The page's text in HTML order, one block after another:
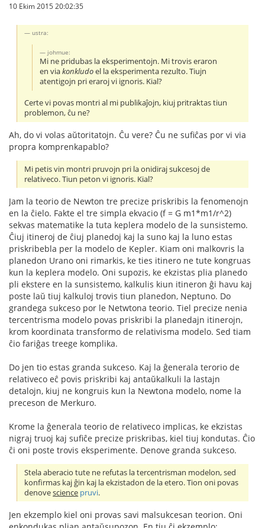
10 Ekim 2015 20:02:35
ustra:
johmue:
Mi ne pridubas la eksperimentojn. Mi trovis eraron
en viakonkludoel la eksperimenta rezulto. Tiujn
atentigojn pri eraroj vi ignoris. Kial?
Certe vi povas montri al mi publikaĵojn, kiuj pritraktas tiun
problemon, ĉu ne?
Ah, do vi volas aŭtoritatojn. Ĉu vere? Ĉu ne sufiĉas por vi via
propra komprenkapablo?
Mi petis vin montri pruvojn pri la onidiraj sukcesoj de
relativeco. Tiun peton vi ignoris. Kial?
Jam la teorio de Newton tre precize priskribis la fenomenojn
en la ĉielo. Fakte el tre simpla ekvacio (f = G m1*m1/r^2)
sekvas matematike la tuta keplera modelo de la sunsistemo.
Ĉiuj itineroj de ĉiuj planedoj kaj la suno kaj la luno estas
priskribebla per la modelo de Kepler. Kiam oni malkovris la
planedon Urano oni rimarkis, ke ties itinero ne tute kongruas
kun la keplera modelo. Oni supozis, ke ekzistas plia planedo
pli ekstere en la sunsistemo, kalkulis kiun itineron ĝi havu kaj
poste laŭ tiuj kalkuloj trovis tiun planedon, Neptuno. Do
grandega sukceso por le Netwtona teorio. Tiel precize nenia
tercentrisma modelo povas priskribi la planedajn itinerojn,
krom koordinata transformo de relativisma modelo. Sed tiam
ĉio fariĝas treege komplika.
Do jen tio estas granda sukceso. Kaj la ĝenerala terorio de
relativeco eĉ povis priskribi kaj antaŭkalkuli la lastajn
detalojn, kiuj ne kongruis kun la Newtona modelo, nome la
preceson de Merkuro.
Krome la ĝenerala teorio de relativeco implicas, ke ekzistas
nigraj truoj kaj sufiĉe precize priskribas, kiel tiuj kondutas. Ĉio
ĉi oni poste trovis eksperimente. Denove granda sukceso.
Stela aberacio tute ne refutas la tercentrisman modelon, sed
konfirmas kaj ĝin kaj la ekzistadon de la etero. Tion oni povas
denovescience pruvi.
Jen ekzemplo kiel oni provas savi malsukcesan teorion. Oni